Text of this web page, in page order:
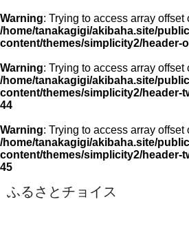
Warning: Trying to access array
/home/tanakagigi/akibaha.site/
content/themes/simplicity2/header-
Warning: Trying to access array
/home/tanakagigi/akibaha.site/
content/themes/simplicity2/header-
44
Warning: Trying to access array
/home/tanakagigi/akibaha.site/
content/themes/simplicity2/header-
45
ふるさとチョイス